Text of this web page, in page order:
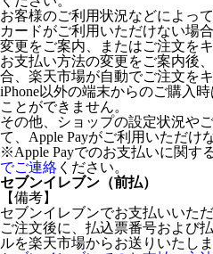
お客様のご利用状況などによっ
カードがご利用いただけない場
変更をご案内、またはご注文を
お支払い方法の変更をご案内後
合、楽天市場が自動でご注文を
iPhone以外の端末からのご購入
ことができません。
その他、ショップの設定状況や
て、Apple Payがご利用いただけ
※Apple Payでのお支払いに関す
でご連絡 ください。
セブンイレブン（前払）
【備考】
セブンイレブンでお支払いいただ
ご注文後に、払込票番号および
ルを楽天市場からお送りいたしま